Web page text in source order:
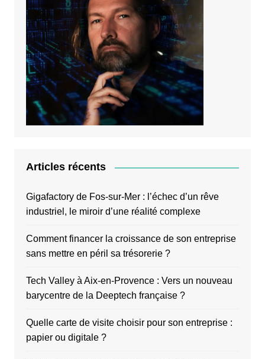
Articles récents
Gigafactory de Fos-sur-Mer : l’échec d’un rêve
industriel, le miroir d’une réalité complexe
Comment financer la croissance de son entreprise
sans mettre en péril sa trésorerie ?
Tech Valley à Aix-en-Provence : Vers un nouveau
barycentre de la Deeptech française ?
Quelle carte de visite choisir pour son entreprise :
papier ou digitale ?